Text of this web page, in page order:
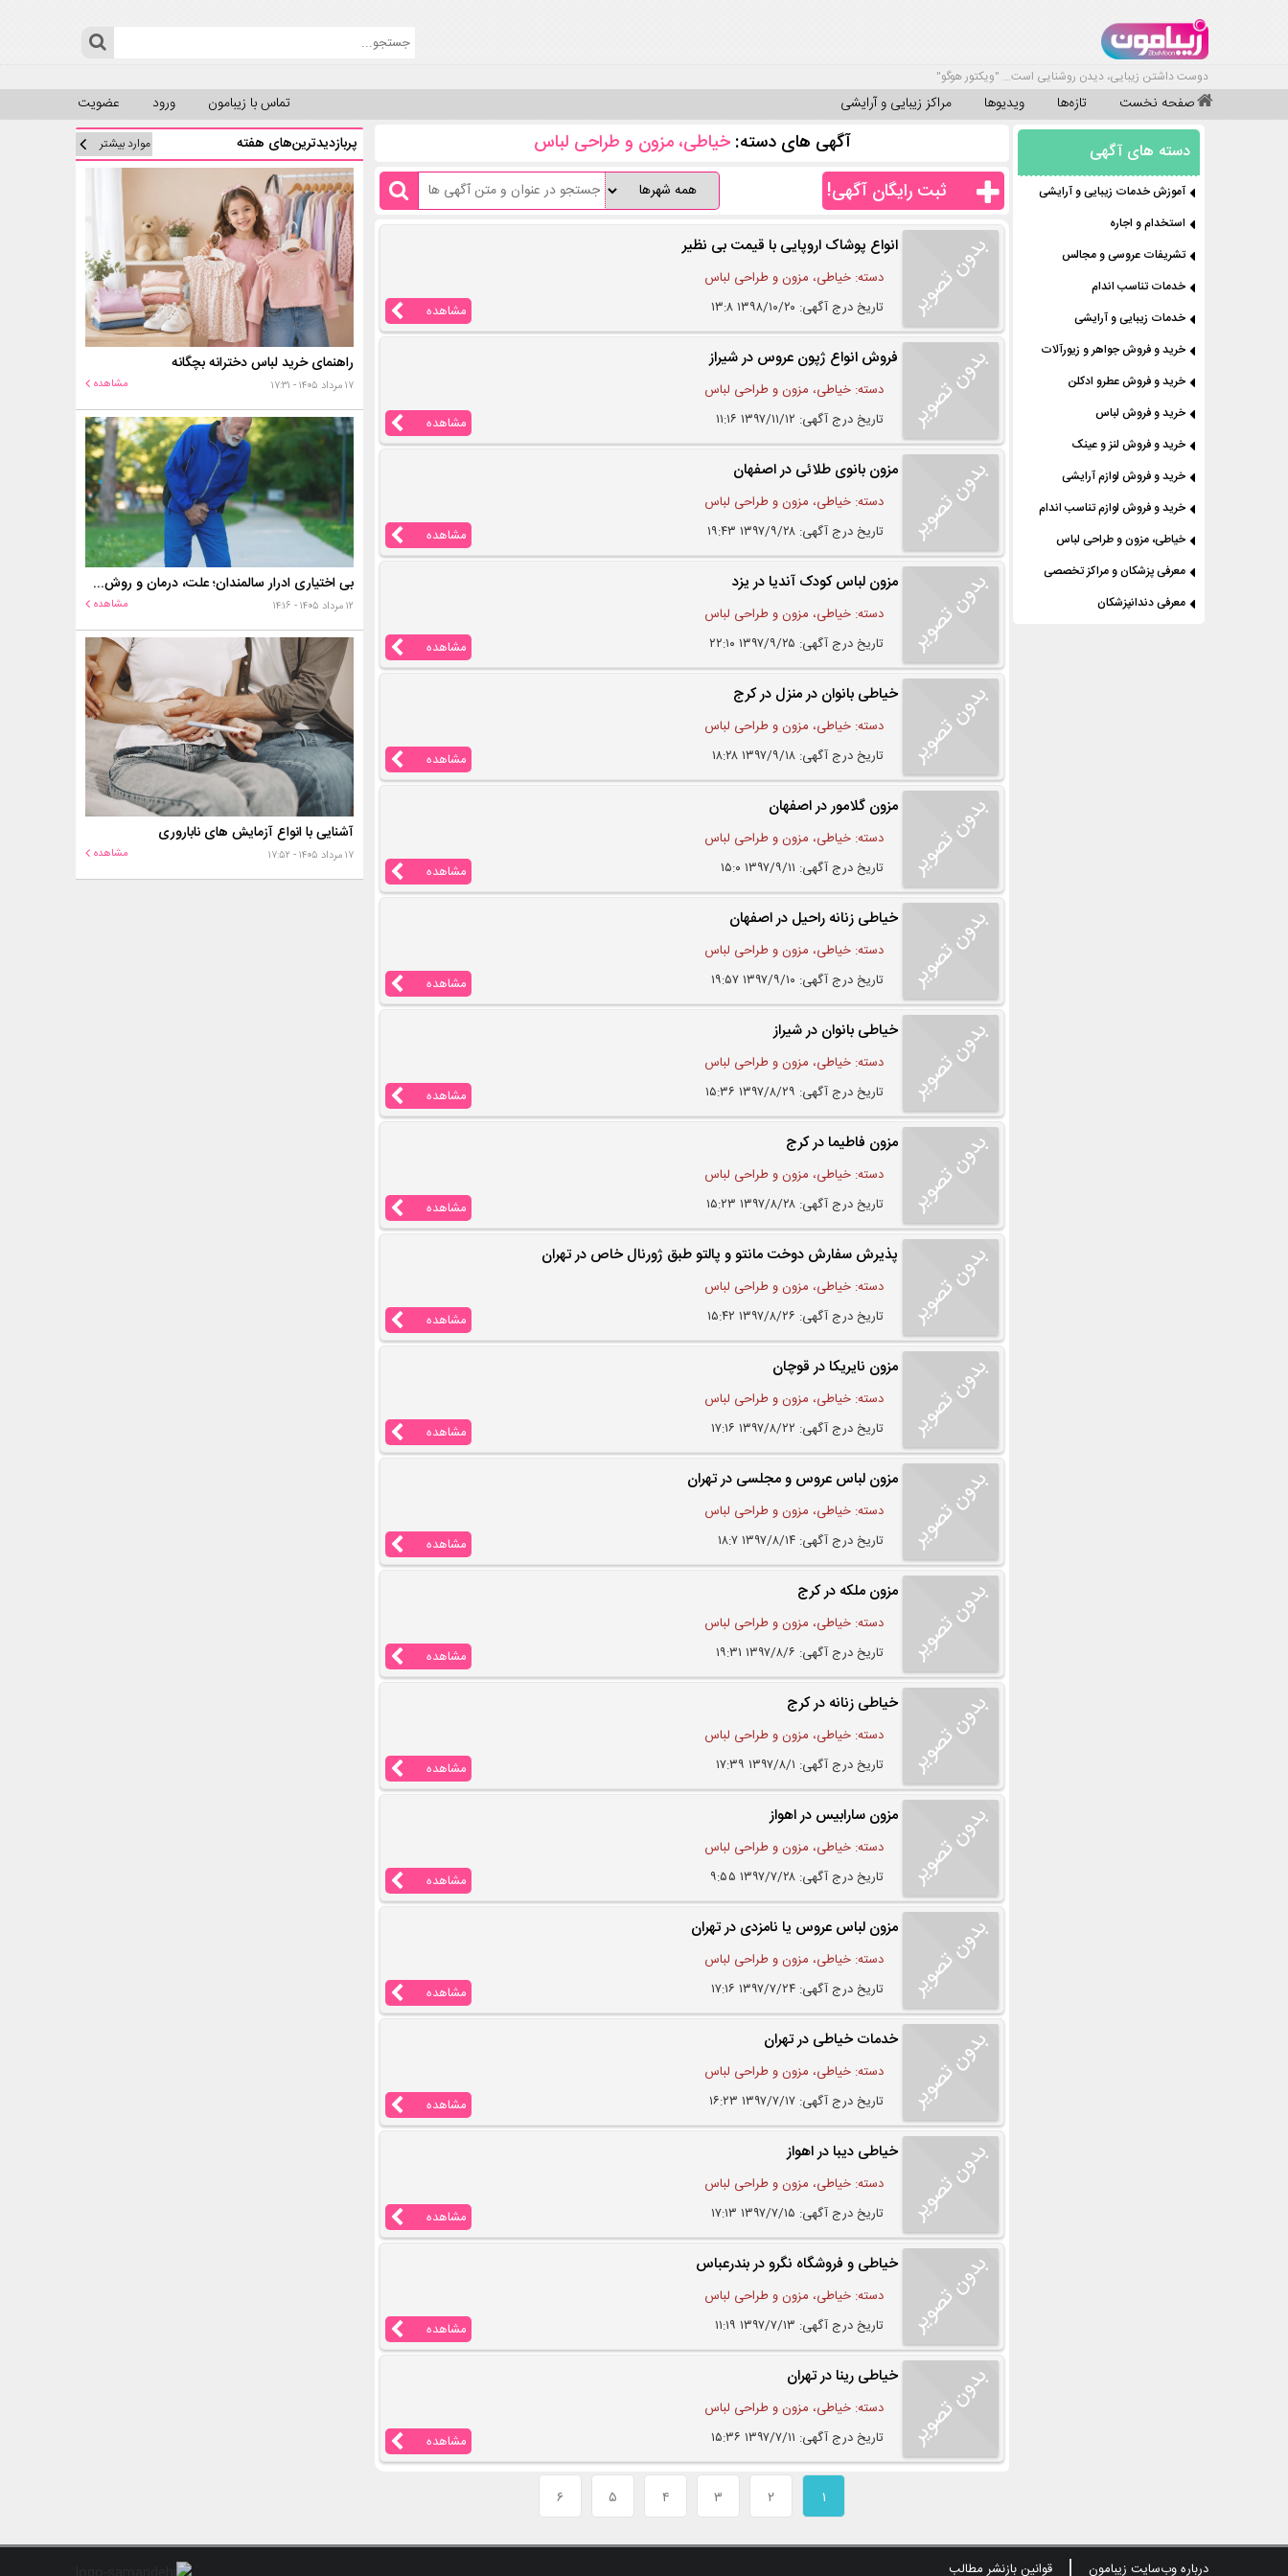
دوست داشتن زیبایی، دیدن روشنایی است... "ویکتور هوگو"
صفحه نخست تازه‌ها ویدیوها مراکز زیبایی و آرایشی عضویت ورود تماس با زیبامون
دسته های آگهی
آموزش خدمات زیبایی و آرایشی
استخدام و اجاره
تشریفات عروسی و مجالس
خدمات تناسب اندام
خدمات زیبایی و آرایشی
خرید و فروش جواهر و زیورآلات
خرید و فروش عطرو ادکلن
خرید و فروش لباس
خرید و فروش لنز و عینک
خرید و فروش لوازم آرایشی
خرید و فروش لوازم تناسب اندام
خیاطی، مزون و طراحی لباس
معرفی پزشکان و مراکز تخصصی
معرفی دندانپزشکان
آگهی های دسته:خیاطی، مزون و طراحی لباس
ثبت رایگان آگهی!
انواع پوشاک اروپایی با قیمت بی نظیر
دسته: خیاطی، مزون و طراحی لباس
تاریخ درج آگهی: ۱۳۹۸/۱۰/۲۰ ۱۳:۸
مشاهده
فروش انواع ژپون عروس در شیراز
دسته: خیاطی، مزون و طراحی لباس
تاریخ درج آگهی: ۱۳۹۷/۱۱/۱۲ ۱۱:۱۶
مشاهده
مزون بانوی طلائی در اصفهان
دسته: خیاطی، مزون و طراحی لباس
تاریخ درج آگهی: ۱۳۹۷/۹/۲۸ ۱۹:۴۳
مشاهده
مزون لباس کودک آندیا در یزد
دسته: خیاطی، مزون و طراحی لباس
تاریخ درج آگهی: ۱۳۹۷/۹/۲۵ ۲۲:۱۰
مشاهده
خیاطی بانوان در منزل در کرج
دسته: خیاطی، مزون و طراحی لباس
تاریخ درج آگهی: ۱۳۹۷/۹/۱۸ ۱۸:۲۸
مشاهده
مزون گلامور در اصفهان
دسته: خیاطی، مزون و طراحی لباس
تاریخ درج آگهی: ۱۳۹۷/۹/۱۱ ۱۵:۰
مشاهده
خیاطی زنانه راحیل در اصفهان
دسته: خیاطی، مزون و طراحی لباس
تاریخ درج آگهی: ۱۳۹۷/۹/۱۰ ۱۹:۵۷
مشاهده
خیاطی بانوان در شیراز
دسته: خیاطی، مزون و طراحی لباس
تاریخ درج آگهی: ۱۳۹۷/۸/۲۹ ۱۵:۳۶
مشاهده
مزون فاطیما در کرج
دسته: خیاطی، مزون و طراحی لباس
تاریخ درج آگهی: ۱۳۹۷/۸/۲۸ ۱۵:۲۳
مشاهده
پذیرش سفارش دوخت مانتو و پالتو طبق ژورنال خاص در تهران
دسته: خیاطی، مزون و طراحی لباس
تاریخ درج آگهی: ۱۳۹۷/۸/۲۶ ۱۵:۴۲
مشاهده
مزون نایریکا در قوچان
دسته: خیاطی، مزون و طراحی لباس
تاریخ درج آگهی: ۱۳۹۷/۸/۲۲ ۱۷:۱۶
مشاهده
مزون لباس عروس و مجلسی در تهران
دسته: خیاطی، مزون و طراحی لباس
تاریخ درج آگهی: ۱۳۹۷/۸/۱۴ ۱۸:۷
مشاهده
مزون ملکه در کرج
دسته: خیاطی، مزون و طراحی لباس
تاریخ درج آگهی: ۱۳۹۷/۸/۶ ۱۹:۳۱
مشاهده
خیاطی زنانه در کرج
دسته: خیاطی، مزون و طراحی لباس
تاریخ درج آگهی: ۱۳۹۷/۸/۱ ۱۷:۳۹
مشاهده
مزون سارابیس در اهواز
دسته: خیاطی، مزون و طراحی لباس
تاریخ درج آگهی: ۱۳۹۷/۷/۲۸ ۹:۵۵
مشاهده
مزون لباس عروس یا نامزدی در تهران
دسته: خیاطی، مزون و طراحی لباس
تاریخ درج آگهی: ۱۳۹۷/۷/۲۴ ۱۷:۱۶
مشاهده
خدمات خیاطی در تهران
دسته: خیاطی، مزون و طراحی لباس
تاریخ درج آگهی: ۱۳۹۷/۷/۱۷ ۱۶:۲۳
مشاهده
خیاطی دیبا در اهواز
دسته: خیاطی، مزون و طراحی لباس
تاریخ درج آگهی: ۱۳۹۷/۷/۱۵ ۱۷:۱۳
مشاهده
خیاطی و فروشگاه نگرو در بندرعباس
دسته: خیاطی، مزون و طراحی لباس
تاریخ درج آگهی: ۱۳۹۷/۷/۱۳ ۱۱:۱۹
مشاهده
خیاطی رینا در تهران
دسته: خیاطی، مزون و طراحی لباس
تاریخ درج آگهی: ۱۳۹۷/۷/۱۱ ۱۵:۳۶
مشاهده
۱ ۲ ۳ ۴ ۵ ۶
پربازدیدترین‌های هفته موارد بیشتر
راهنمای خرید لباس دخترانه بچگانه
۱۷ مرداد ۱۴۰۵ - ۱۷:۳۱ مشاهده
بی اختیاری ادرار سالمندان؛ علت، درمان و روش‌های کنترل در منزل
۱۲ مرداد ۱۴۰۵ - ۱۴:۱۶ مشاهده
آشنایی با انواع آزمایش های ناباروری
۱۷ مرداد ۱۴۰۵ - ۱۷:۵۲ مشاهده
درباره وب‌سایت زیبامون قوانین بازنشر مطالب